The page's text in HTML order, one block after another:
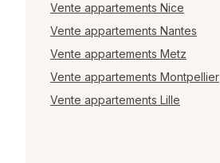
Vente appartements Nice
Vente appartements Nantes
Vente appartements Metz
Vente appartements Montpellier
Vente appartements Lille